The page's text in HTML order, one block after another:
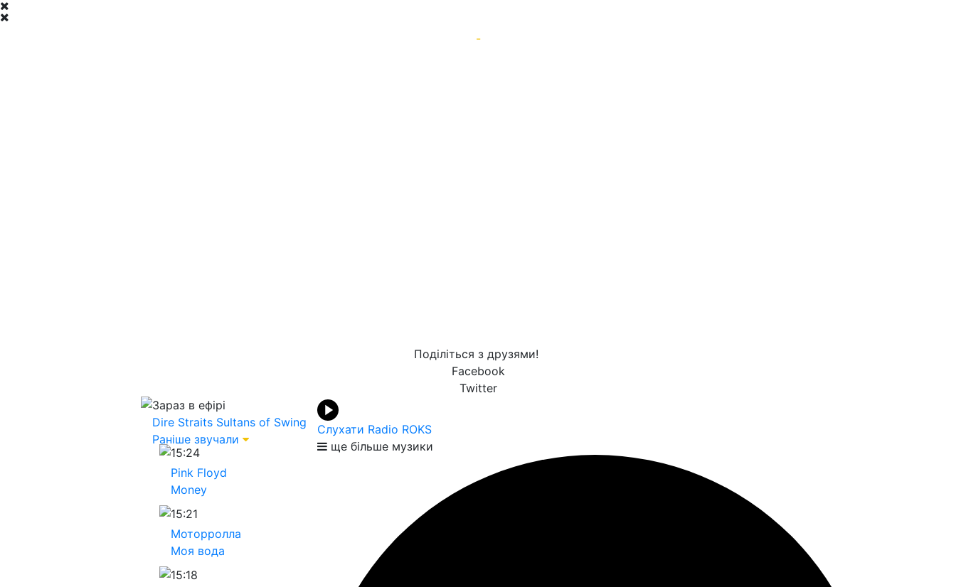
-
Поділіться з друзями!
Facebook
Twitter
Зараз в ефірі
Dire Straits Sultans of Swing
Раніше звучали
15:24
Pink Floyd
Money
15:21
Моторролла
Моя вода
15:18
Слухати Radio ROKS
ще більше музики